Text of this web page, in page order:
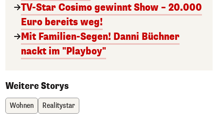
TV-Star Cosimo gewinnt Show – 20.000
Euro bereits weg!
Mit Familien-Segen! Danni Büchner
nackt im "Playboy"
Weitere Storys
Wohnen Realitystar